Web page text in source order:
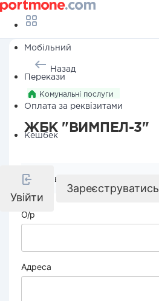
Мобільний
Перекази
Оплата за реквізитами
Кешбек
Увійти
Зареєструватись
Назад
Комунальні послуги
ЖБК "ВИМПЕЛ-3"
Реквізити компанії
О/р
Адреса